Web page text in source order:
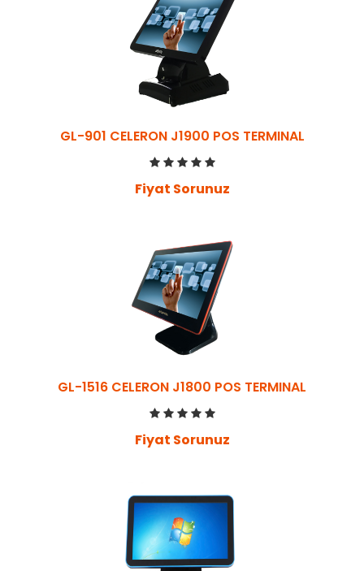
GL-901 CELERON J1900 POS TERMINAL
Fiyat Sorunuz
GL-1516 CELERON J1800 POS TERMINAL
Fiyat Sorunuz